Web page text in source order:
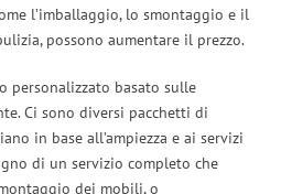
l’imballaggio, lo smontaggio e il
possono aumentare il prezzo.
personalizzato basato sulle
Ci sono diversi pacchetti di
in base all’ampiezza e ai servizi
di un servizio completo che
dei mobili, o